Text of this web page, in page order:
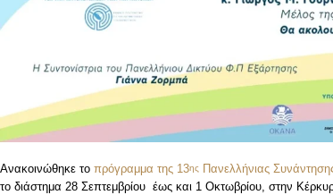
Ανακοινώθηκε το πρόγραμμα της 13ης Πανελλήνιας
το διάστημα 28 Σεπτεμβρίου έως και 1 Οκτωβρίου, στην